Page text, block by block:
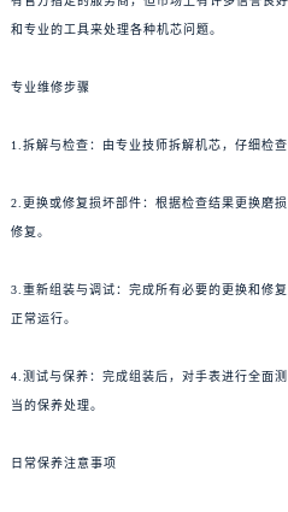
和专业的工具来处理各种机芯问题。
专业维修步骤
1.拆解与检查：由专业技师拆解机芯，仔细检查
2.更换或修复损坏部件：根据检查结果更换磨
修复。
3.重新组装与调试：完成所有必要的更换和修
正常运行。
4.测试与保养：完成组装后，对手表进行全面
当的保养处理。
日常保养注意事项